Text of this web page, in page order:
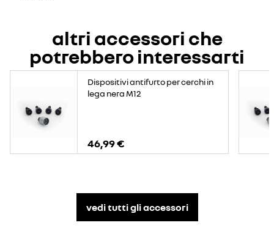
altri accessori che
potrebbero interessarti
Dispositivi antifurto per cerchi in
lega nera M12
46,99 €
vedi tutti gli accessori​